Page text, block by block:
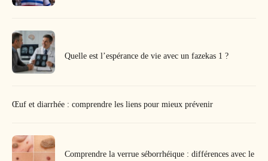
Quelle est l’espérance de vie avec un fazekas 1 ?
Œuf et diarrhée : comprendre les liens pour mieux prévenir
Comprendre la verrue séborrhéique : différences avec le